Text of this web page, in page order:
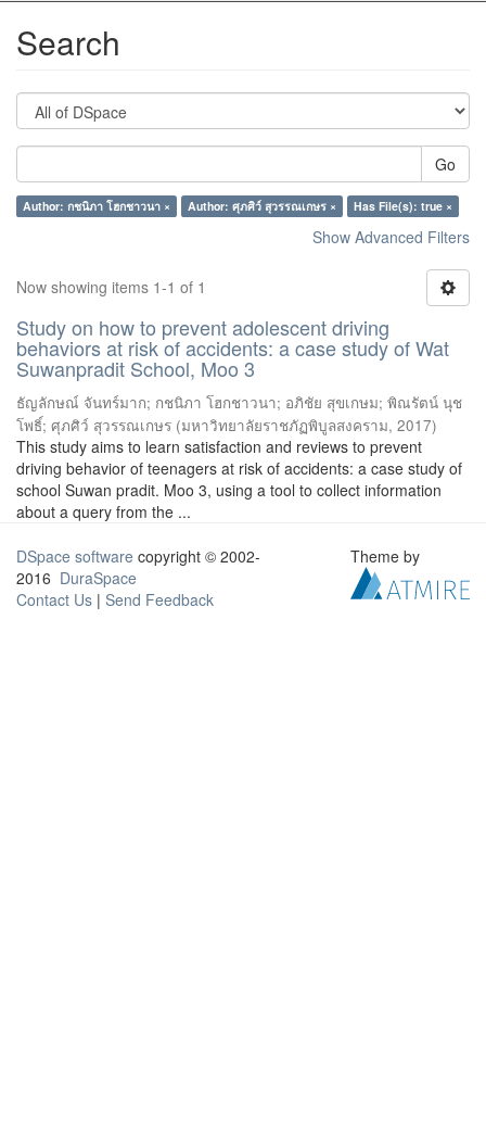
Search
Go
Author: กชนิภา โฮกชาวนา × Author: ศุภศิว์ สุวรรณเกษร × Has File(s): true ×
Show Advanced Filters
Now showing items 1-1 of 1
Study on how to prevent adolescent driving
behaviors at risk of accidents: a case study of Wat
Suwanpradit School, Moo 3
ธัญลักษณ์ จันทร์มาก; กชนิภา โฮกชาวนา; อภิชัย สุขเกษม; พิณรัตน์ นุช
โพธิ์; ศุภศิว์ สุวรรณเกษร (มหาวิทยาลัยราชภัฏพิบูลสงคราม, 2017)
This study aims to learn satisfaction and reviews to prevent
driving behavior of teenagers at risk of accidents: a case study of
school Suwan pradit. Moo 3, using a tool to collect information
about a query from the ...
DSpace software copyright © 2002-
2016 DuraSpace
Contact Us | Send Feedback
Theme by